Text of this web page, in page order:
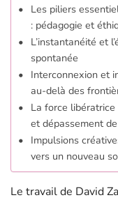
Les piliers
: pédagogie et
L’instantanéité et
spontanée
Interconnexion et
au-delà des
La force
et dépassement
Impulsions
vers un nouveau
Le travail de David